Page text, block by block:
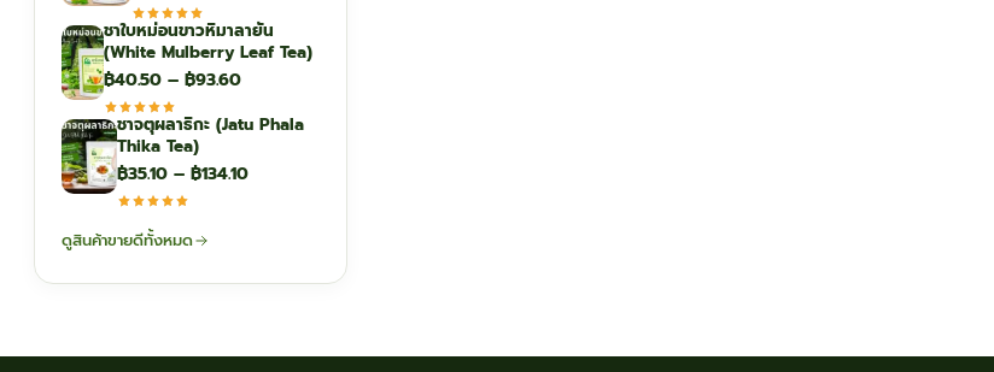
฿44.10
through
ชาใบหม่อนขาวหิมาลายัน
(White Mulberry Leaf Tea)
฿40.50 – ฿93.60Price
฿40.50
฿93.60
ชาจตุผลาธิกะ (Jatu Phala
Thika Tea)
฿35.10 – ฿134.10Price
฿134.10
ดูสินค้าขายดีทั้งหมด